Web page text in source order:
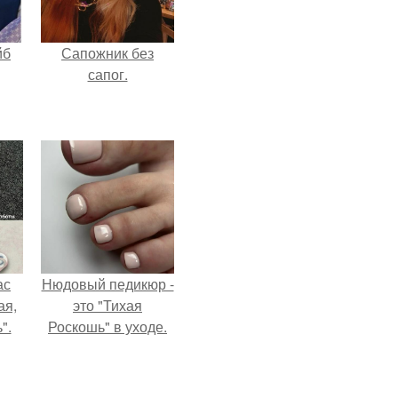
Сапожник без
сапог.
Нюдовый педикюр -
это "Тихая
Роскошь" в уходе.